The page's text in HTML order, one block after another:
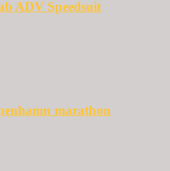
ADV Speedsuit
marathon